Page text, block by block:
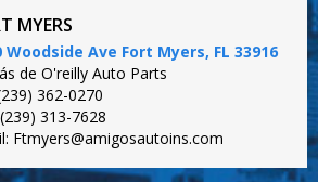
MYERS
Woodside Ave Fort Myers, FL 33916
de O'reilly Auto Parts
362-0270
313-7628
Ftmyers@amigosautoins.com